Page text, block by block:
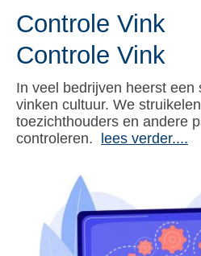
Controle Vink
Controle Vink
In veel bedrijven heerst een
vinken cultuur. We
toezichthouders en andere
controleren. lees verder....